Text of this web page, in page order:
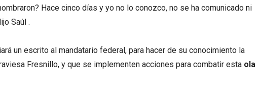
Hace cinco días y yo no lo conozco, no se ha comunicado ni
Saúl .
un escrito al mandatario federal, para hacer de su conocimiento la
Fresnillo, y que se implementen acciones para combatir esta ola